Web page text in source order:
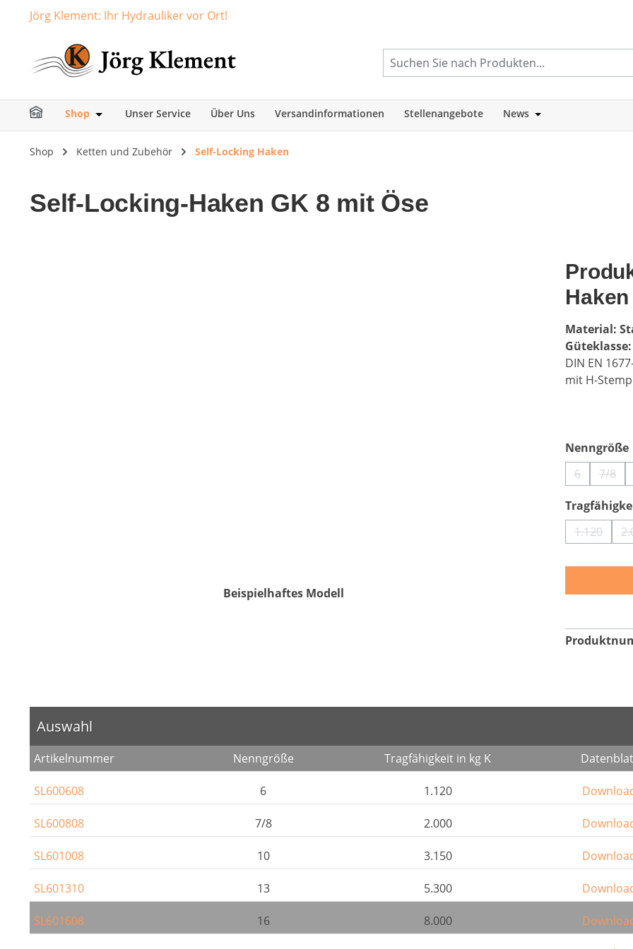
Zur Hauptnavigation springen
Jörg Klement: Ihr Hydrauliker vor Ort!
Shop Öffne oder Schließe das Dropdown der Kategorie Shop
Unser Service Über Uns Versandinformationen Stellenangebote News Öffne oder
Shop Ketten und Zubehör Self-Locking Haken
Self-Locking-Haken GK 8 mit Öse
Beispielhaftes Modell
Material:
DIN EN
mit H-
Nenngröße
6(Diese7/8
1.120(Diese
Auswahl
Artikelnummer Nenngröße Tragfähigkeit in kg K
SL600608 6 1.120
SL600808 7/8 2.000
SL601008 10 3.150
SL601310 13 5.300
SL601608 16 8.000